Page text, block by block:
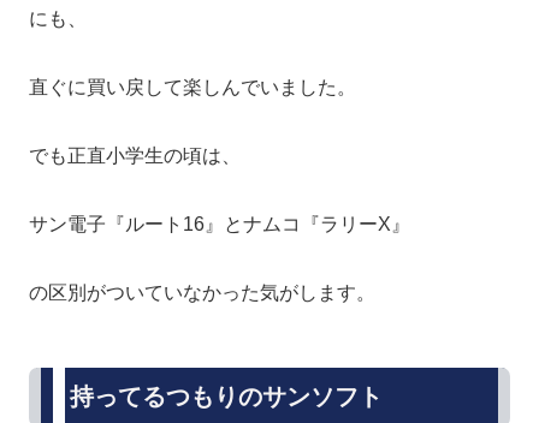
にも、
直ぐに買い戻して楽しんでいました。
でも正直小学生の頃は、
サン電子『ルート16』とナムコ『ラリーX』
の区別がついていなかった気がします。
持ってるつもりのサンソフト